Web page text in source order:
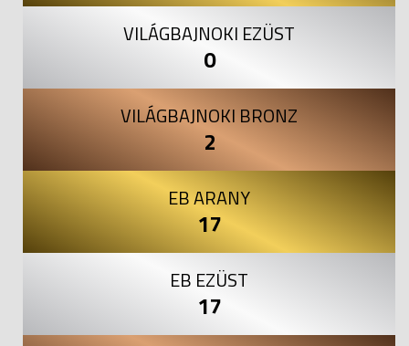
VILÁGBAJNOKI EZÜST
0
VILÁGBAJNOKI BRONZ
2
EB ARANY
17
EB EZÜST
17